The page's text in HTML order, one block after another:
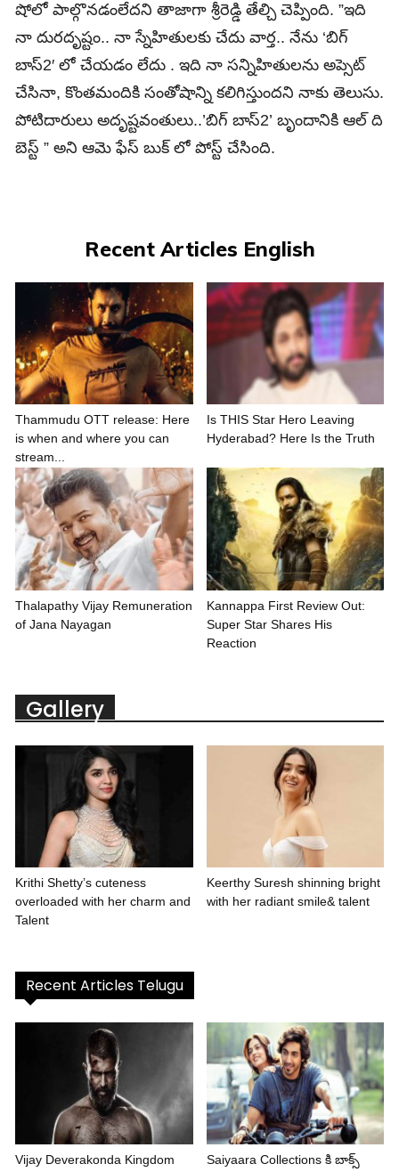
షోలో పాల్గొనడంలేదని తాజాగా శ్రీరెడ్డి తేల్చి చెప్పింది. ”ఇది
నా దురదృష్టం.. నా స్నేహితులకు చేదు వార్త.. నేను ‘బిగ్‌
బాస్‌2′ లో చేయడం లేదు . ఇది నా సన్నిహితులను అప్సెట్‌
చేసినా, కొంతమందికి సంతోషాన్ని కలిగిస్తుందని నాకు తెలుసు.
పోటిదారులు అదృష్టవంతులు..’బిగ్‌ బాస్‌2’ బృందానికి ఆల్‌ ది
బెస్ట్‌ ” అని ఆమె ఫేస్‌ బుక్‌ లో పోస్ట్‌ చేసింది.
Recent Articles English
Thammudu OTT release: Here
is when and where you can
stream...
Is THIS Star Hero Leaving
Hyderabad? Here Is the Truth
Thalapathy Vijay Remuneration
of Jana Nayagan
Kannappa First Review Out:
Super Star Shares His
Reaction
Gallery
Krithi Shetty’s cuteness
overloaded with her charm and
Talent
Keerthy Suresh shinning bright
with her radiant smile& talent
Recent Articles Telugu
Vijay Deverakonda Kingdom
Saiyaara Collections కి బాక్స్